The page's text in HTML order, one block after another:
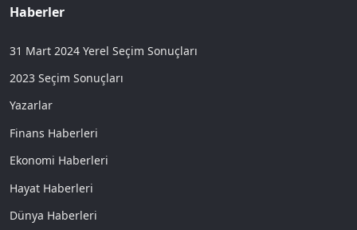
Haberler
31 Mart 2024 Yerel Seçim Sonuçları
2023 Seçim Sonuçları
Yazarlar
Finans Haberleri
Ekonomi Haberleri
Hayat Haberleri
Dünya Haberleri